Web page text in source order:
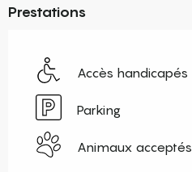
Prestations
Accès handicapés
Parking
Animaux acceptés